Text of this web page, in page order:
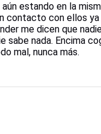
estando en la
contacto con ellos
me dicen que
sabe nada. Encima
mal, nunca más.